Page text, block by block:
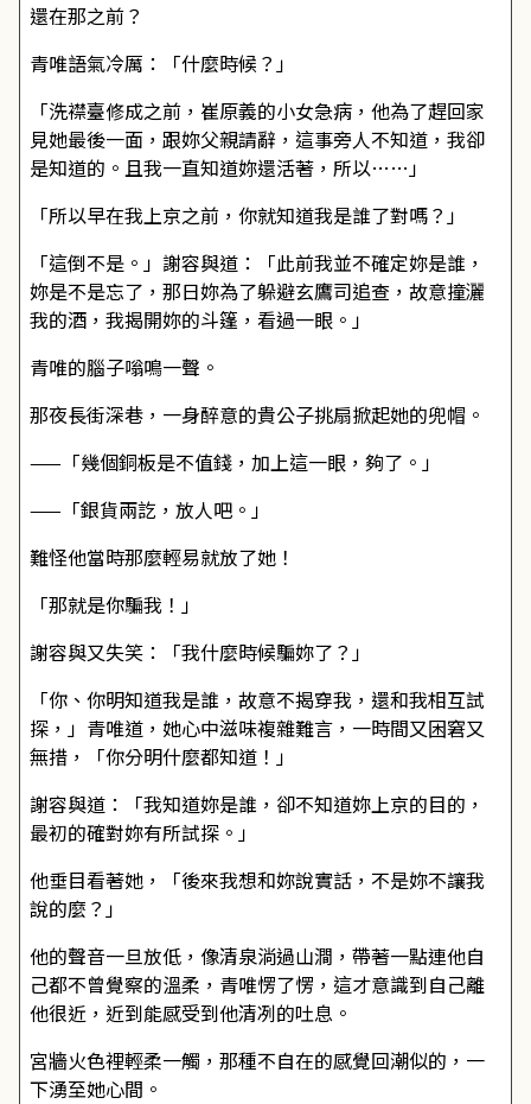
還在那之前？
青唯語氣冷厲：「什麼時候？」
「洗襟臺修成之前，崔原義的小女急病，他為了趕回家
見她最後一面，跟妳父親請辭，這事旁人不知道，我卻
是知道的。且我一直知道妳還活著，所以……」
「所以早在我上京之前，你就知道我是誰了對嗎？」
「這倒不是。」謝容與道：「此前我並不確定妳是誰，
妳是不是忘了，那日妳為了躲避玄鷹司追查，故意撞灑
我的酒，我揭開妳的斗篷，看過一眼。」
青唯的腦子嗡鳴一聲。
那夜長街深巷，一身醉意的貴公子挑扇掀起她的兜帽。
——「幾個銅板是不值錢，加上這一眼，夠了。」
——「銀貨兩訖，放人吧。」
難怪他當時那麼輕易就放了她！
「那就是你騙我！」
謝容與又失笑：「我什麼時候騙妳了？」
「你、你明知道我是誰，故意不揭穿我，還和我相互試
探，」青唯道，她心中滋味複雜難言，一時間又困窘又
無措，「你分明什麼都知道！」
謝容與道：「我知道妳是誰，卻不知道妳上京的目的，
最初的確對妳有所試探。」
他垂目看著她，「後來我想和妳說實話，不是妳不讓我
說的麼？」
他的聲音一旦放低，像清泉淌過山澗，帶著一點連他自
己都不曾覺察的溫柔，青唯愣了愣，這才意識到自己離
他很近，近到能感受到他清冽的吐息。
宮牆火色裡輕柔一觸，那種不自在的感覺回潮似的，一
下湧至她心間。